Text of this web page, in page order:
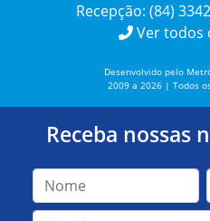
Recepção: (84)
Ver todos
Desenvolvido pelo
2009 a 2026 | Todos
Receba nossas